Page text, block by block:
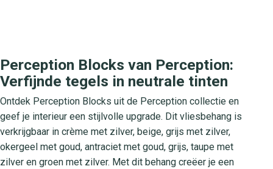
Perception Blocks van Perception:
Verfijnde tegels in neutrale tinten
Ontdek Perception Blocks uit de Perception collectie en
geef je interieur een stijlvolle upgrade. Dit vliesbehang is
verkrijgbaar in crème met zilver, beige, grijs met zilver,
okergeel met goud, antraciet met goud, grijs, taupe met
zilver en groen met zilver. Met dit behang creëer je een